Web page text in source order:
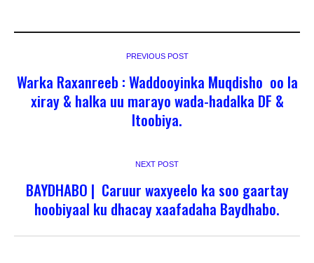
PREVIOUS POST
Warka Raxanreeb : Waddooyinka Muqdisho oo la
xiray & halka uu marayo wada-hadalka DF &
Itoobiya.
NEXT POST
BAYDHABO | Caruur waxyeelo ka soo gaartay
hoobiyaal ku dhacay xaafadaha Baydhabo.